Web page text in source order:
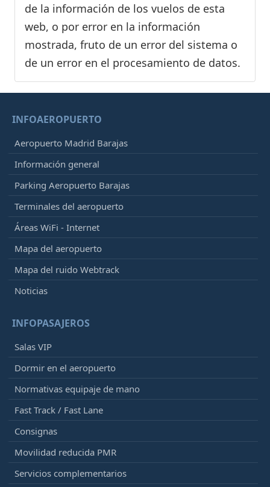
de la información de los vuelos de esta
web, o por error en la información
mostrada, fruto de un error del sistema o
de un error en el procesamiento de datos.
INFOAEROPUERTO
Aeropuerto Madrid Barajas
Información general
Parking Aeropuerto Barajas
Terminales del aeropuerto
Áreas WiFi - Internet
Mapa del aeropuerto
Mapa del ruido Webtrack
Noticias
INFOPASAJEROS
Salas VIP
Dormir en el aeropuerto
Normativas equipaje de mano
Fast Track / Fast Lane
Consignas
Movilidad reducida PMR
Servicios complementarios